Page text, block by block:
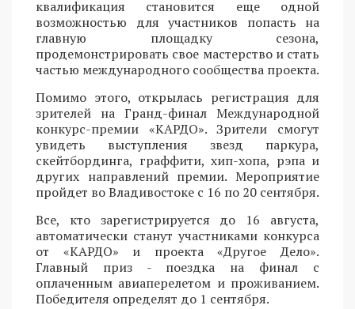
квалификация становится еще одной
возможностью для участников попасть на
главную площадку сезона,
продемонстрировать свое мастерство и стать
частью международного сообщества проекта.
Помимо этого, открылась регистрация для
зрителей на Гранд-финал Международной
конкурс-премии «КАРДО». Зрители смогут
увидеть выступления звезд паркура,
скейтбординга, граффити, хип-хопа, рэпа и
других направлений премии. Мероприятие
пройдет во Владивостоке с 16 по 20 сентября.
Все, кто зарегистрируется до 16 августа,
автоматически станут участниками конкурса
от «КАРДО» и проекта «Другое Дело».
Главный приз - поездка на финал с
оплаченным авиаперелетом и проживанием.
Победителя определят до 1 сентября.